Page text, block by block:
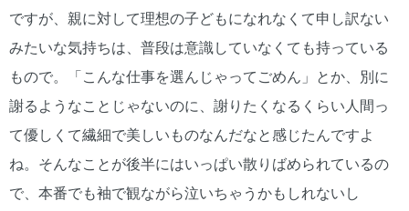
ですが、親に対して理想の子どもになれなくて申し訳ない
みたいな気持ちは、普段は意識していなくても持っている
もので。「こんな仕事を選んじゃってごめん」とか、別に
謝るようなことじゃないのに、謝りたくなるくらい人間っ
て優しくて繊細で美しいものなんだなと感じたんですよ
ね。そんなことが後半にはいっぱい散りばめられているの
で、本番でも袖で観ながら泣いちゃうかもしれないし